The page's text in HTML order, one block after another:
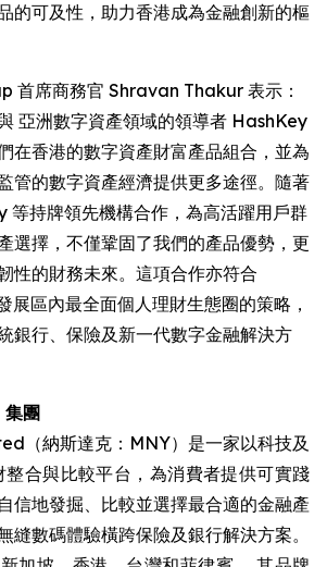
的可及性，助力香港成為金融創新的樞
首席商務官 Shravan Thakur 表示：
亞洲數字資產領域的領導者 HashKey
在香港的數字資產財富產品組合，並為
管的數字資產經濟提供更多途徑。隨著
等持牌領先機構合作，為高活躍用戶群
選擇，不僅鞏固了我們的產品優勢，更
性的財務未來。這項合作亦符合
區內最全面個人理財生態圈的策略，
銀行、保險及新一代數字金融解決方
團
（納斯達克：MNY）是一家以科技及
合與比較平台，為消費者提供可實踐
信地發掘、比較並選擇最合適的金融產
縫數碼體驗橫跨保險及銀行解決方案。